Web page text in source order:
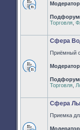
сообщений
Торговля
сообщений
Сфера
Приёмный
Торговля
Сфера
Приемка